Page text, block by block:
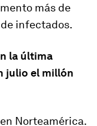
más de
infectados.
la última
julio el millón
Norteamérica.